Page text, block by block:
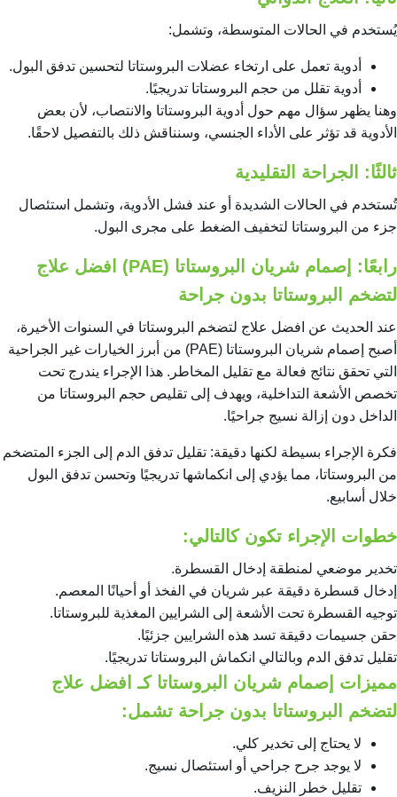
يُستخدم في الحالات المتوسطة، وتشمل:
أدوية تعمل على ارتخاء عضلات البروستاتا لتحسين تدفق البول.
أدوية تقلل من حجم البروستاتا تدريجيًا.
وهنا يظهر سؤال مهم حول أدوية البروستاتا والانتصاب، لأن بعض
الأدوية قد تؤثر على الأداء الجنسي، وسنناقش ذلك بالتفصيل لاحقًا.
ثالثًا: الجراحة التقليدية
تُستخدم في الحالات الشديدة أو عند فشل الأدوية، وتشمل استئصال
جزء من البروستاتا لتخفيف الضغط على مجرى البول.
رابعًا: إصمام شريان البروستاتا (PAE) افضل علاج
لتضخم البروستاتا بدون جراحة
عند الحديث عن افضل علاج لتضخم البروستاتا في السنوات الأخيرة،
أصبح إصمام شريان البروستاتا (PAE) من أبرز الخيارات غير الجراحية
التي تحقق نتائج فعالة مع تقليل المخاطر. هذا الإجراء يندرج تحت
تخصص الأشعة التداخلية، ويهدف إلى تقليص حجم البروستاتا من
الداخل دون إزالة نسيج جراحيًا.
فكرة الإجراء بسيطة لكنها دقيقة: تقليل تدفق الدم إلى الجزء المتضخم
من البروستاتا، مما يؤدي إلى انكماشها تدريجيًا وتحسن تدفق البول
خلال أسابيع.
خطوات الإجراء تكون كالتالي:
تخدير موضعي لمنطقة إدخال القسطرة.
إدخال قسطرة دقيقة عبر شريان في الفخذ أو أحيانًا المعصم.
توجيه القسطرة تحت الأشعة إلى الشرايين المغذية للبروستاتا.
حقن جسيمات دقيقة تسد هذه الشرايين جزئيًا.
تقليل تدفق الدم وبالتالي انكماش البروستاتا تدريجيًا.
مميزات إصمام شريان البروستاتا كـ افضل علاج
لتضخم البروستاتا بدون جراحة تشمل:
لا يحتاج إلى تخدير كلي.
لا يوجد جرح جراحي أو استئصال نسيج.
تقليل خطر النزيف.